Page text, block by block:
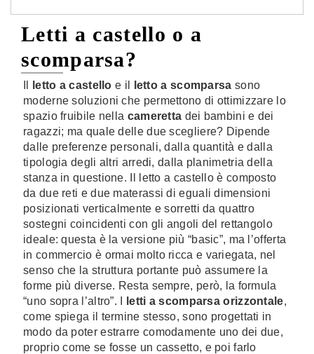
Letti a castello o a
scomparsa?
letto a castello e il letto a scomparsa sono
moderne soluzioni che permettono di ottimizzare lo
spazio fruibile nella cameretta dei bambini e dei
ragazzi; ma quale delle due scegliere? Dipende
dalle preferenze personali, dalla quantità e dalla
tipologia degli altri arredi, dalla planimetria della
stanza in questione. Il letto a castello è composto
da due reti e due materassi di eguali dimensioni
posizionati verticalmente e sorretti da quattro
sostegni coincidenti con gli angoli del rettangolo
ideale: questa è la versione più “basic”, ma l’offerta
in commercio è ormai molto ricca e variegata, nel
senso che la struttura portante può assumere la
forme più diverse. Resta sempre, però, la formula
“uno sopra l’altro”. I
letti a scomparsa orizzontale,
come spiega il termine stesso, sono progettati in
modo da poter estrarre comodamente uno dei due,
proprio come se fosse un cassetto, e poi farlo